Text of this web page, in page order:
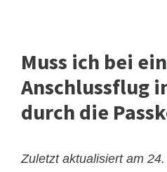
Muss ich bei
Anschlussflug
durch die
Zuletzt aktualisiert am